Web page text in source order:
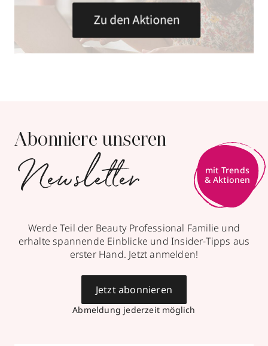
Abonniere unseren
Newsletter
mit Trends
& Aktionen
Werde Teil der Beauty Professional Familie und
erhalte spannende Einblicke und Insider-Tipps aus
erster Hand. Jetzt anmelden!
Abmeldung jederzeit möglich
Jetzt abonnieren